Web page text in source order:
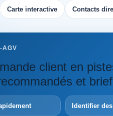
Carte interactive Contacts
AGV
client en
et
Identifier